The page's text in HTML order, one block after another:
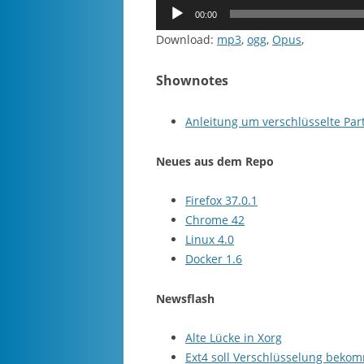
Audio-
00:00
Download: mp3, ogg, Opus,
Shownotes
Anleitung um verschlüsselte
Neues aus dem Repo
Firefox 37.0.1
Chrome 42
Linux 4.0
Docker 1.6
Newsflash
Alte Lücke in Xorg
Ext4 soll Verschlüsselung